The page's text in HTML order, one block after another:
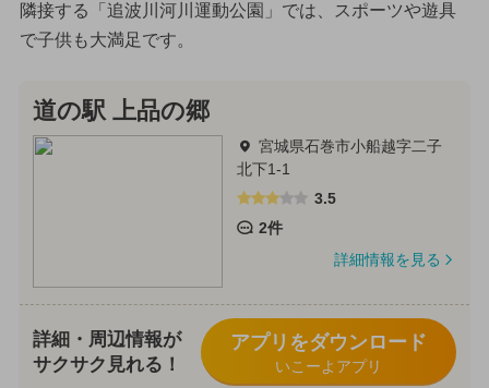
隣接する「追波川河川運動公園」では、スポーツや遊具
で子供も大満足です。
道の駅 上品の郷
宮城県石巻市小船越字二子
北下1-1
3.5
2件
詳細情報を見る
詳細・周辺情報が
サクサク見れる！
アプリをダウンロード
いこーよアプリ